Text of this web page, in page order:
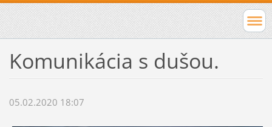
Komunikácia s dušou.
05.02.2020 18:07